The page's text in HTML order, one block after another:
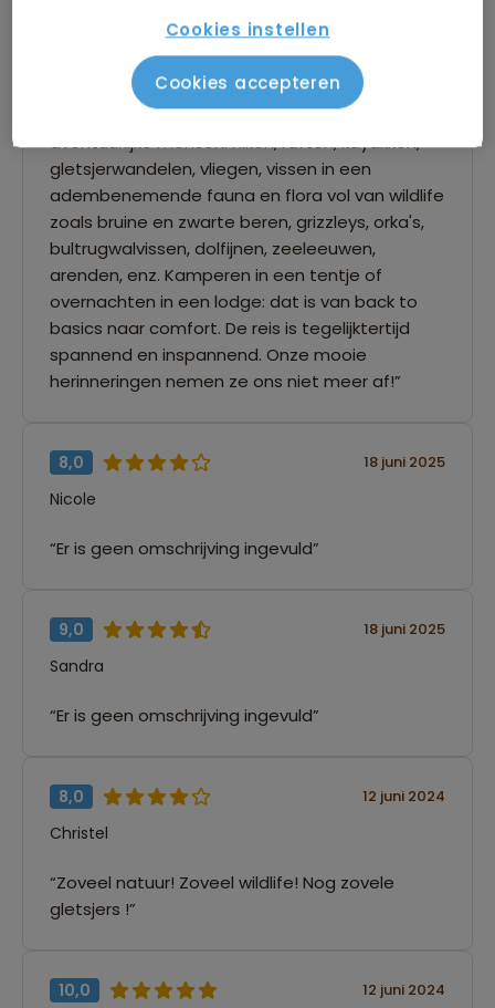
PETER LEONIE G.
“Deze reis is uitermate geschikt voor
avontuurlijke mensen: hiken, raften, kayakken,
gletsjerwandelen, vliegen, vissen in een
adembenemende fauna en flora vol van wildlife
zoals bruine en zwarte beren, grizzleys, orka's,
bultrugwalvissen, dolfijnen, zeeleeuwen,
arenden, enz. Kamperen in een tentje of
overnachten in een lodge: dat is van back to
basics naar comfort. De reis is tegelijktertijd
spannend en inspannend. Onze mooie
herinneringen nemen ze ons niet meer af!”
8,0 18 juni 2025
Nicole
“Er is geen omschrijving ingevuld”
9,0 18 juni 2025
Sandra
“Er is geen omschrijving ingevuld”
8,0 12 juni 2024
Christel
“Zoveel natuur! Zoveel wildlife! Nog zovele
gletsjers !”
10,0 12 juni 2024
Cookies instellen
Cookies accepteren